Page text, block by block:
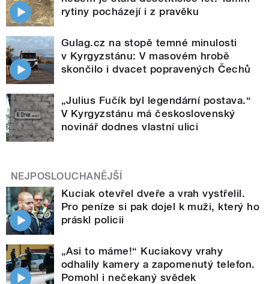
rytiny pocházejí i z pravěku
Gulag.cz na stopě temné minulosti
v Kyrgyzstánu: V masovém hrobě
skončilo i dvacet popravených Čechů
„Julius Fučík byl legendární postava.“
V Kyrgyzstánu má československý
novinář dodnes vlastní ulici
NEJPOSLOUCHANĚJŠÍ
Kuciak otevřel dveře a vrah vystřelil.
Pro peníze si pak dojel k muži, který ho
práskl policii
„Asi to máme!“ Kuciakovy vrahy
odhalily kamery a zapomenutý telefon.
Pomohl i nečekaný svědek